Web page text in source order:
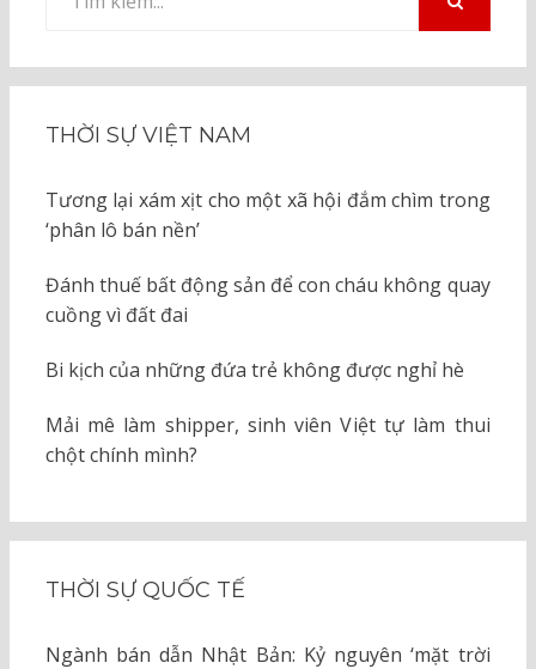
kiếm
THỜI SỰ VIỆT NAM
Tương lại xám xịt cho một xã hội đắm chìm trong
‘phân lô bán nền’
Đánh thuế bất động sản để con cháu không quay
cuồng vì đất đai
Bi kịch của những đứa trẻ không được nghỉ hè
Mải mê làm shipper, sinh viên Việt tự làm thui
chột chính mình?
THỜI SỰ QUỐC TẾ
Ngành bán dẫn Nhật Bản: Kỷ nguyên ‘mặt trời